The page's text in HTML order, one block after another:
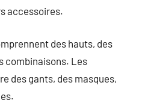
accessoires.
des hauts, des
combinaisons. Les
des gants, des masques,